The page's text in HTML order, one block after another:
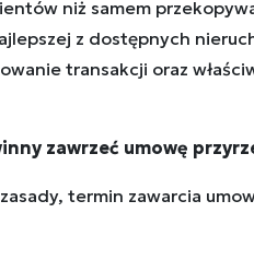
niż samem
z dostępnych
transakcji oraz
zawrzeć umowę
termin zawarcia